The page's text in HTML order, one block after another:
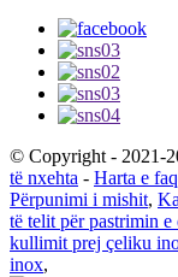
© Copyright - 2021-
të nxehta - Harta e
Përpunimi i mishit,
të telit për pastrimin
kullimit prej çeliku
inox,